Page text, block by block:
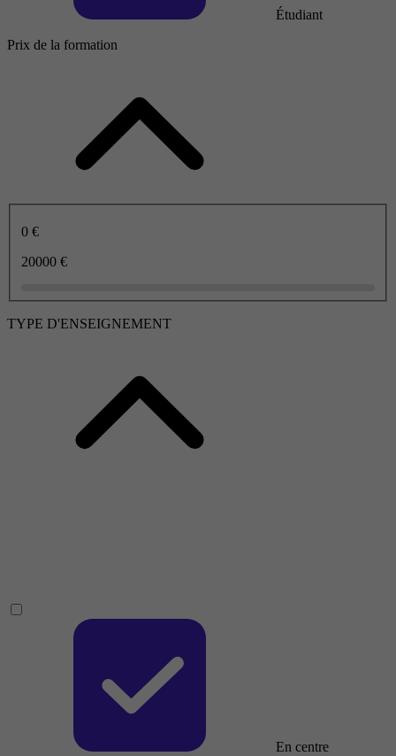
Étudiant
Prix de la formation
0 €
20000 €
TYPE D'ENSEIGNEMENT
En centre